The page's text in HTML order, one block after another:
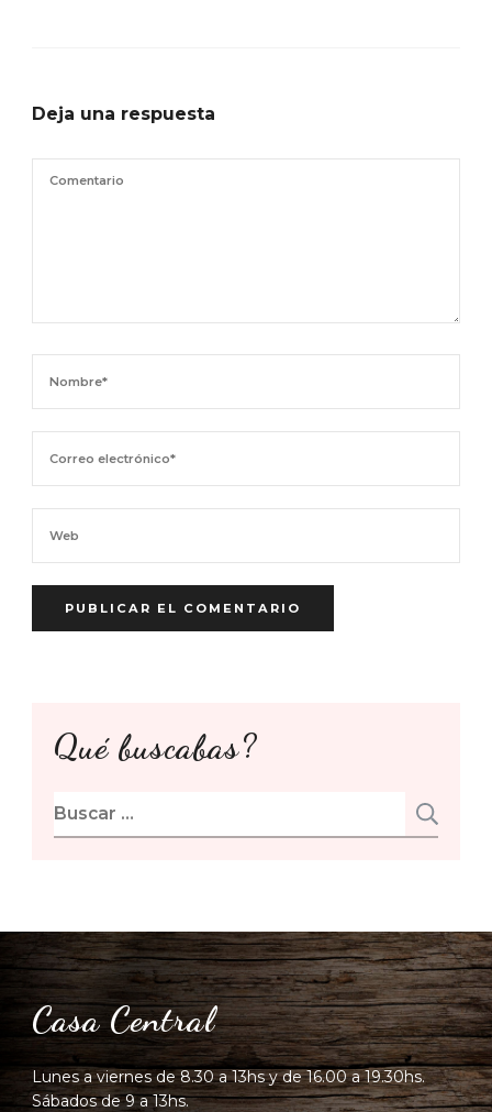
Deja una respuesta
Qué buscabas?
Buscar:
Casa Central
Lunes a viernes de 8.30 a 13hs y de 16.00 a 19.30hs.
Sábados de 9 a 13hs.